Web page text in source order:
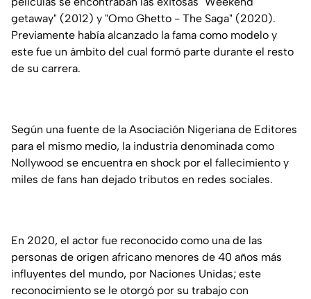
getaway" (2012) y "Omo Ghetto - The Saga" (2020).
Previamente había alcanzado la fama como modelo y
este fue un ámbito del cual formó parte durante el resto
de su carrera.
Según una fuente de la Asociación Nigeriana de Editores
para el mismo medio, la industria denominada como
Nollywood se encuentra en shock por el fallecimiento y
miles de fans han dejado tributos en redes sociales.
En 2020, el actor fue reconocido como una de las
personas de origen africano menores de 40 años más
influyentes del mundo, por Naciones Unidas; este
reconocimiento se le otorgó por su trabajo con